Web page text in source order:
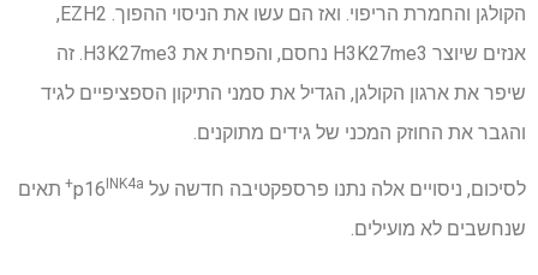
הקולגן והחמרת הריפוי. ואז הם עשו את הניסוי ההפוך. EZH2,
אנזים שיוצר H3K27me3 נחסם, והפחית את H3K27me3. זה
שיפר את ארגון הקולגן, הגדיל את סמני התיקון הספציפיים לגיד
והגבר את החוזק המכני של גידים מתוקנים.
לסיכום, ניסויים אלה נתנו פרספקטיבה חדשה על p16 INK4a+
תאים
שנחשבים לא מועילים.